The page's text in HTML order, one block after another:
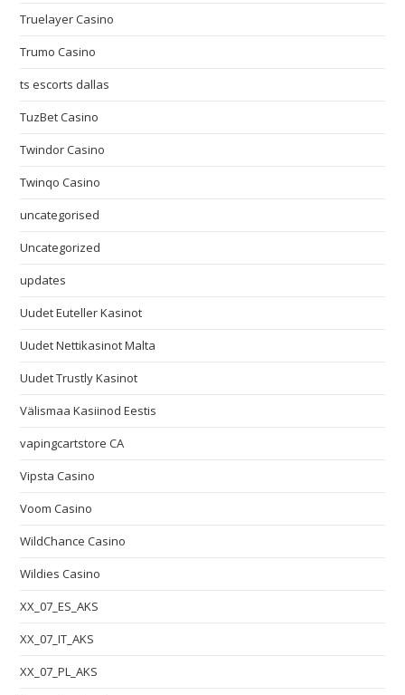
Truelayer Casino
Trumo Casino
ts escorts dallas
TuzBet Casino
Twindor Casino
Twinqo Casino
uncategorised
Uncategorized
updates
Uudet Euteller Kasinot
Uudet Nettikasinot Malta
Uudet Trustly Kasinot
Välismaa Kasiinod Eestis
vapingcartstore CA
Vipsta Casino
Voom Casino
WildChance Casino
Wildies Casino
XX_07_ES_AKS
XX_07_IT_AKS
XX_07_PL_AKS